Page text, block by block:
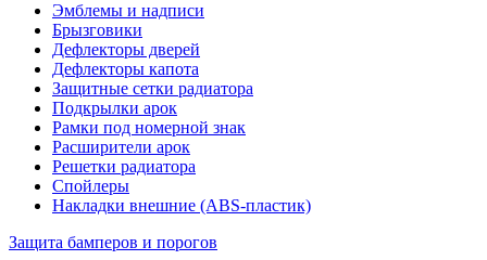
Эмблемы и надписи
Брызговики
Дефлекторы дверей
Дефлекторы капота
Защитные сетки радиатора
Подкрылки арок
Рамки под номерной знак
Расширители арок
Решетки радиатора
Спойлеры
Накладки внешние (ABS-пластик)
Защита бамперов и порогов